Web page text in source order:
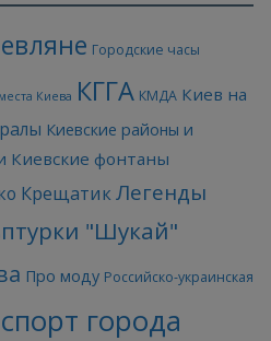
Городские часы
Киева КГГА КМДА Киев на
Киевские районы и
Киевские фонтаны
КрещатикЛегенды
"Шукай"
Про моду Российско-украинская
города